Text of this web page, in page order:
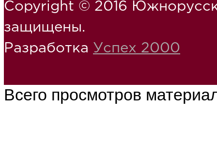
Copyright © 2016
защищены.
Разработка Успех 2000
Всего просмотров